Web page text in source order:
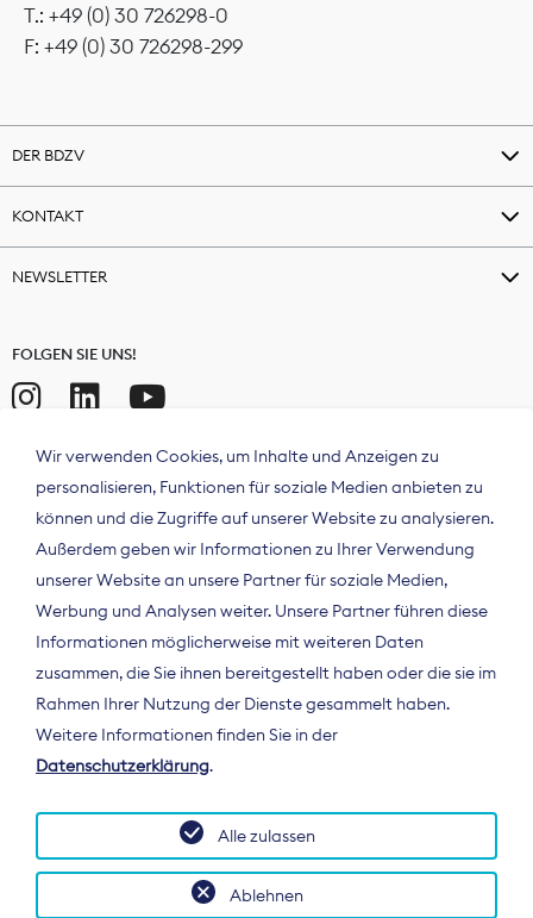
T.: +49 (0) 30 726298-0
F: +49 (0) 30 726298-299
DER BDZV
KONTAKT
NEWSLETTER
FOLGEN SIE UNS!
Der Bundesverband Digitalpublisher und
Zeitungsverleger (BDZV) vertritt als
Spitzenorganisation die Interessen der
Deutschland und auf EU-Ebene.
Wir verwenden Cookies, um Inhalte und Anzeigen zu
personalisieren, Funktionen für soziale Medien anbieten zu
können und die Zugriffe auf unserer Website zu analysieren.
Außerdem geben wir Informationen zu Ihrer Verwendung
unserer Website an unsere Partner für soziale Medien,
Werbung und Analysen weiter. Unsere Partner führen diese
Informationen möglicherweise mit weiteren Daten
zusammen, die Sie ihnen bereitgestellt haben oder die sie im
Rahmen Ihrer Nutzung der Dienste gesammelt haben.
Weitere Informationen finden Sie in der
Datenschutzerklärung.
Ablehnen
Alle zulassen